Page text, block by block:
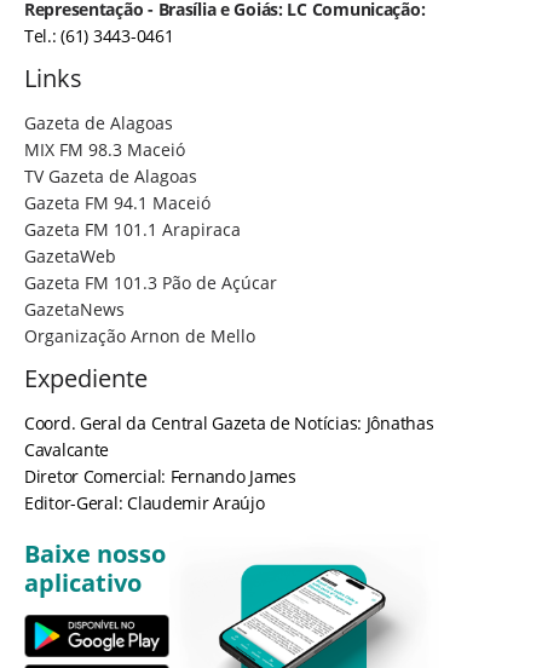
Representação - Brasília e Goiás: LC Comunicação:
Tel.: (61) 3443-0461
Links
Gazeta de Alagoas
MIX FM 98.3 Maceió
TV Gazeta de Alagoas
Gazeta FM 94.1 Maceió
Gazeta FM 101.1 Arapiraca
GazetaWeb
Gazeta FM 101.3 Pão de Açúcar
GazetaNews
Organização Arnon de Mello
Expediente
Coord. Geral da Central Gazeta de Notícias: Jônathas
Cavalcante
Diretor Comercial: Fernando James
Editor-Geral: Claudemir Araújo
Baixe nosso
aplicativo